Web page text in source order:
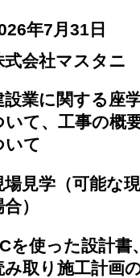
年7月31日
式会社マスタニ
設業に関する座
いて、工事の概
いて
場見学（可能な
）
を使った設計書
み取り施工計画